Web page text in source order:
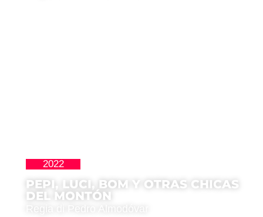
2022
PEPI, LUCI, BOM Y OTRAS CHICAS
DEL MONTÓN